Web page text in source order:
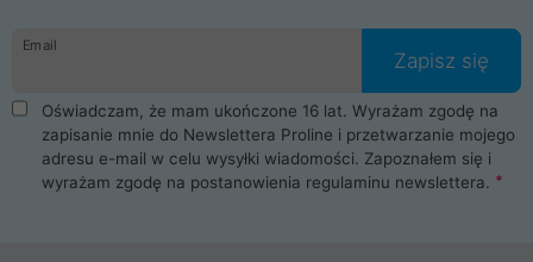
danych osobowych. Dlatego zakup notebooka albo laptopa w
ProLine to czysta przyjemność i pełne bezpieczeństwo.
Zaopatrzysz się u nas w akcesoria i części komputerowe
takie jak procesory, karty graficzne, płyty główne, pamięci,
dyski SSD, M.2 oraz HDD. Nasi pracownicy pomogą Ci wybrać
najlepszy zasilacz komputerowy oraz obudowę do komputera.
Poza komputerami mamy również najlepsze na rynku
Smartfony takich producentów jak Xiaomi, Apple, Samsung i
Email
Zapisz się
Oświadczam, że mam ukończone 16 lat. Wyrażam zgodę na
zapisanie mnie do Newslettera Proline i przetwarzanie mojego
adresu e-mail w celu wysyłki wiadomości. Zapoznałem się i
wyrażam zgodę na postanowienia regulaminu newslettera.